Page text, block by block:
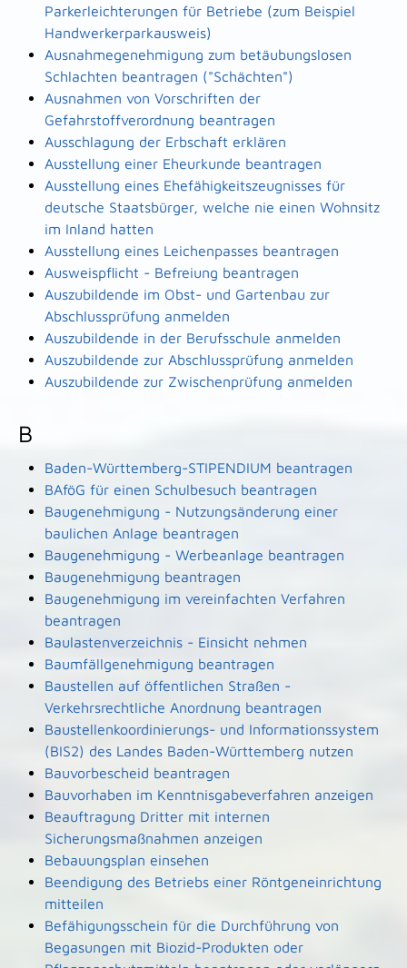
Parkerleichterungen für Betriebe (zum Beispiel
Handwerkerparkausweis)
Ausnahmegenehmigung zum betäubungslosen
Schlachten beantragen ("Schächten")
Ausnahmen von Vorschriften der
Gefahrstoffverordnung beantragen
Ausschlagung der Erbschaft erklären
Ausstellung einer Eheurkunde beantragen
Ausstellung eines Ehefähigkeitszeugnisses für
deutsche Staatsbürger, welche nie einen Wohnsitz
im Inland hatten
Ausstellung eines Leichenpasses beantragen
Ausweispflicht - Befreiung beantragen
Auszubildende im Obst- und Gartenbau zur
Abschlussprüfung anmelden
Auszubildende in der Berufsschule anmelden
Auszubildende zur Abschlussprüfung anmelden
Auszubildende zur Zwischenprüfung anmelden
B
Baden-Württemberg-STIPENDIUM beantragen
BAföG für einen Schulbesuch beantragen
Baugenehmigung - Nutzungsänderung einer
baulichen Anlage beantragen
Baugenehmigung - Werbeanlage beantragen
Baugenehmigung beantragen
Baugenehmigung im vereinfachten Verfahren
beantragen
Baulastenverzeichnis - Einsicht nehmen
Baumfällgenehmigung beantragen
Baustellen auf öffentlichen Straßen -
Verkehrsrechtliche Anordnung beantragen
Baustellenkoordinierungs- und Informationssystem
(BIS2) des Landes Baden-Württemberg nutzen
Bauvorbescheid beantragen
Bauvorhaben im Kenntnisgabeverfahren anzeigen
Beauftragung Dritter mit internen
Sicherungsmaßnahmen anzeigen
Bebauungsplan einsehen
Beendigung des Betriebs einer Röntgeneinrichtung
mitteilen
Befähigungsschein für die Durchführung von
Begasungen mit Biozid-Produkten oder